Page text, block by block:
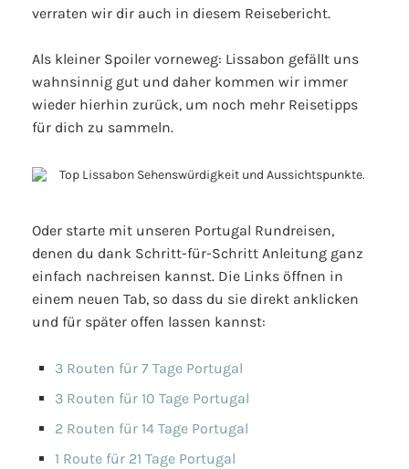
verraten wir dir auch in diesem Reisebericht.
Als kleiner Spoiler vorneweg: Lissabon gefällt uns
wahnsinnig gut und daher kommen wir immer
wieder hierhin zurück, um noch mehr Reisetipps
für dich zu sammeln.
Oder starte mit unseren Portugal Rundreisen,
denen du dank Schritt-für-Schritt Anleitung ganz
einfach nachreisen kannst. Die Links öffnen in
einem neuen Tab, so dass du sie direkt anklicken
und für später offen lassen kannst:
3 Routen für 7 Tage Portugal
3 Routen für 10 Tage Portugal
2 Routen für 14 Tage Portugal
1 Route für 21 Tage Portugal